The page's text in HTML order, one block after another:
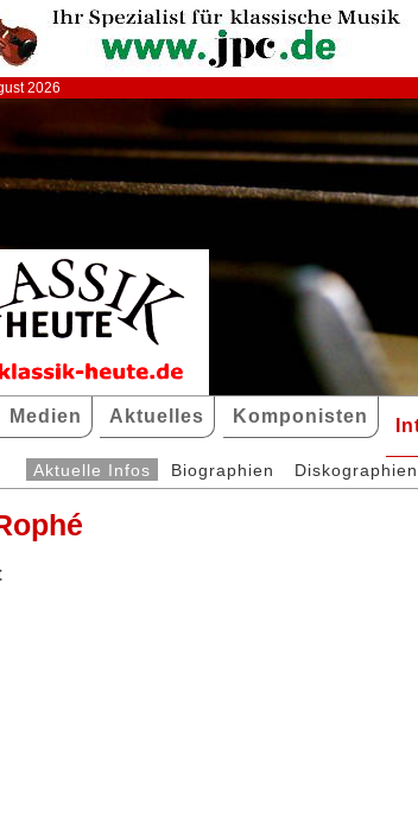
2026
Medien Aktuelles Komponisten
Aktuelle Infos Biographien Diskographien